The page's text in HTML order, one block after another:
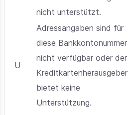
nicht unterstützt.
U
Adressangaben sind für
diese Bankkontonummer
nicht verfügbar oder der
Kreditkartenherausgeber
bietet keine
Unterstützung.